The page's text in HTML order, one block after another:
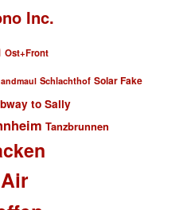
Inc.
Ost+Front
Schlachthof Solar Fake
to Sally
Tanzbrunnen